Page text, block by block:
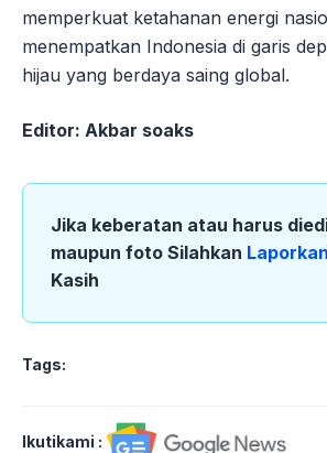
memperkuat ketahanan energi
menempatkan Indonesia di garis
hijau yang berdaya saing global.
Editor: Akbar soaks
Jika keberatan atau harus
maupun foto Silahkan
Kasih
Tags:
Ikutikami :